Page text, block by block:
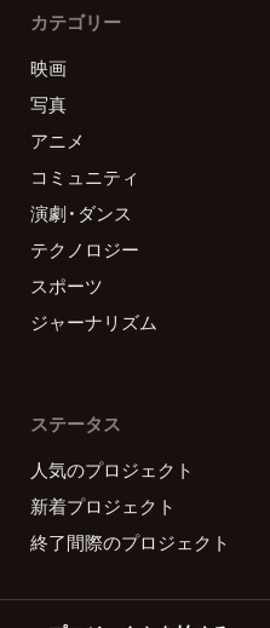
カテゴリー
映画
写真
アニメ
コミュニティ
演劇・ダンス
テクノロジー
スポーツ
ジャーナリズム
ステータス
人気のプロジェクト
新着プロジェクト
終了間際のプロジェクト